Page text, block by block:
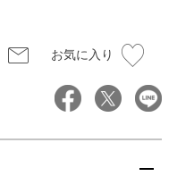
お気に入り